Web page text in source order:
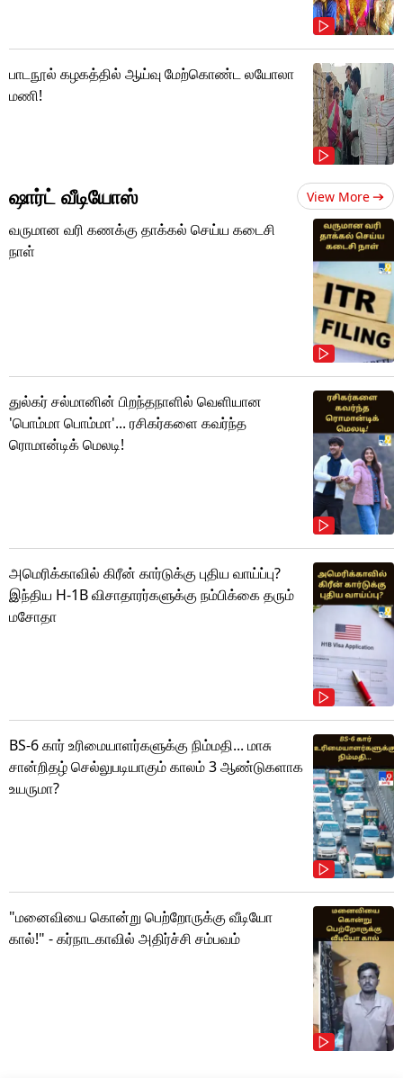
பாடநூல் கழகத்தில் ஆய்வு மேற்கொண்ட லயோலா
மணி!
ஷார்ட் வீடியோஸ் View More
வருமான வரி கணக்கு தாக்கல் செய்ய கடைசி
நாள்
துல்கர் சல்மானின் பிறந்தநாளில் வெளியான
'பொம்மா பொம்மா'... ரசிகர்களை கவர்ந்த
ரொமான்டிக் மெலடி!
அமெரிக்காவில் கிரீன் கார்டுக்கு புதிய வாய்ப்பு?
இந்திய H-1B விசாதாரர்களுக்கு நம்பிக்கை தரும்
மசோதா
BS-6 கார் உரிமையாளர்களுக்கு நிம்மதி... மாசு
சான்றிதழ் செல்லுபடியாகும் காலம் 3 ஆண்டுகளாக
உயருமா?
"மனைவியை கொன்று பெற்றோருக்கு வீடியோ
கால்!" - கர்நாடகாவில் அதிர்ச்சி சம்பவம்